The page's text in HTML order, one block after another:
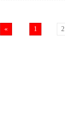
« 1 2